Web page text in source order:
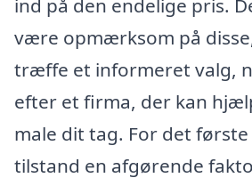
ind på den endelige pris.
være opmærksom på
træffe et informeret valg,
efter et firma, der kan
male dit tag. For det
tilstand en afgørende